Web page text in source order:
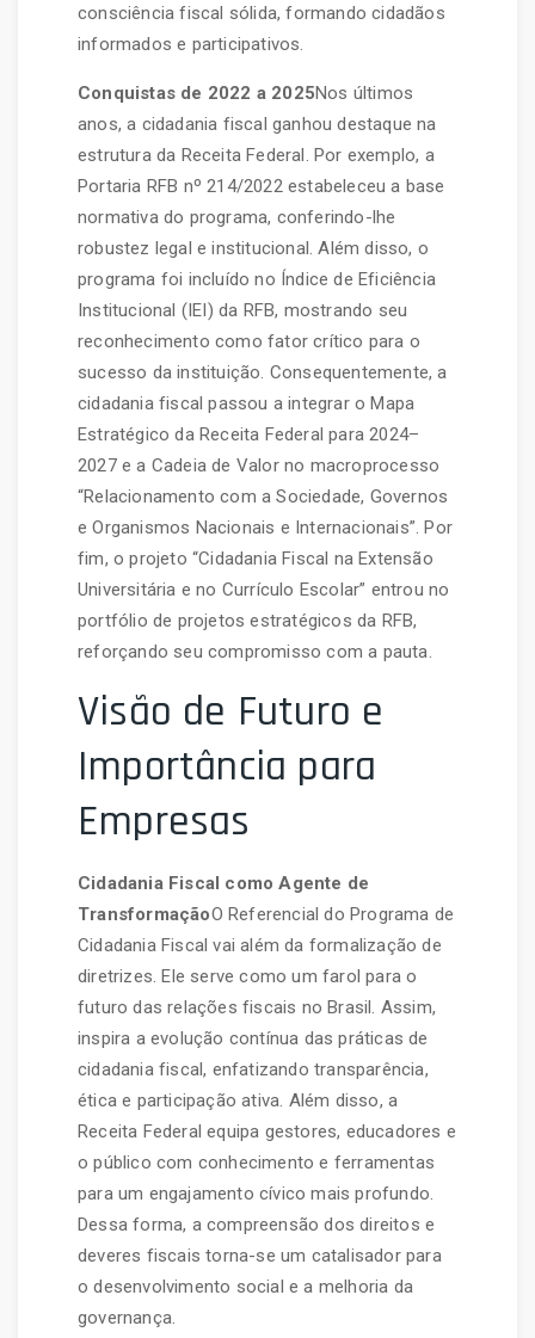
consciência fiscal sólida, formando cidadãos
informados e participativos.
Conquistas de 2022 a 2025Nos últimos
anos, a cidadania fiscal ganhou destaque na
estrutura da Receita Federal. Por exemplo, a
Portaria RFB nº 214/2022 estabeleceu a base
normativa do programa, conferindo-lhe
robustez legal e institucional. Além disso, o
programa foi incluído no Índice de Eficiência
Institucional (IEI) da RFB, mostrando seu
reconhecimento como fator crítico para o
sucesso da instituição. Consequentemente, a
cidadania fiscal passou a integrar o Mapa
Estratégico da Receita Federal para 2024–
2027 e a Cadeia de Valor no macroprocesso
“Relacionamento com a Sociedade, Governos
e Organismos Nacionais e Internacionais”. Por
fim, o projeto “Cidadania Fiscal na Extensão
Universitária e no Currículo Escolar” entrou no
portfólio de projetos estratégicos da RFB,
reforçando seu compromisso com a pauta.
Visão de Futuro e
Importância para
Empresas
Cidadania Fiscal como Agente de
TransformaçãoO Referencial do Programa de
Cidadania Fiscal vai além da formalização de
diretrizes. Ele serve como um farol para o
futuro das relações fiscais no Brasil. Assim,
inspira a evolução contínua das práticas de
cidadania fiscal, enfatizando transparência,
ética e participação ativa. Além disso, a
Receita Federal equipa gestores, educadores e
o público com conhecimento e ferramentas
para um engajamento cívico mais profundo.
Dessa forma, a compreensão dos direitos e
deveres fiscais torna-se um catalisador para
o desenvolvimento social e a melhoria da
governança.